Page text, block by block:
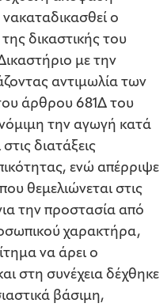
ο
δικαστικής του
με την
αντιμωλία των
άρθρου 681Δ του
την αγωγή κατά
διατάξεις
ενώ απέρριψε
θεμελιώνεται στις
την προστασία από
χαρακτήρα,
να άρει ο
στη συνέχεια δέχθηκε
βάσιμη,